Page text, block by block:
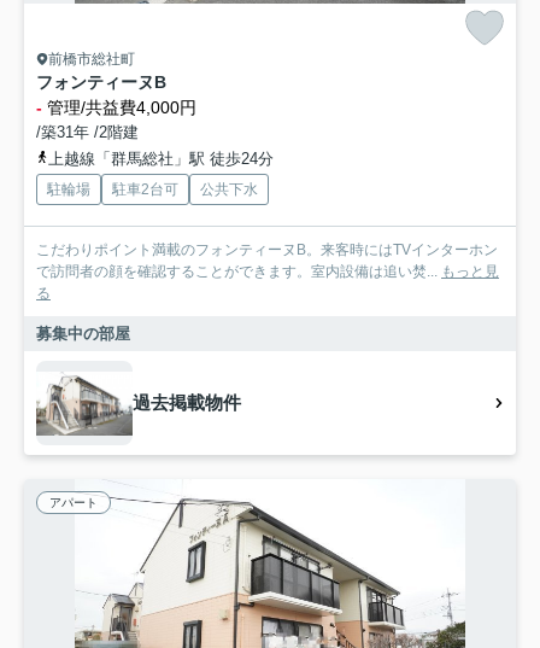
前橋市総社町
フォンティーヌB
- 管理/共益費4,000円
/築31年 /2階建
上越線「群馬総社」駅 徒歩24分
駐輪場 駐車2台可 公共下水
こだわりポイント満載のフォンティーヌB。来客時にはTVインターホン
で訪問者の顔を確認することができます。室内設備は追い焚... もっと見
る
募集中の部屋
過去掲載物件
アパート